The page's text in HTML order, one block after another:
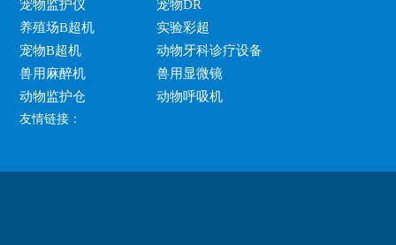
宠物监护仪
宠物DR
养殖场B超机
实验彩超
宠物B超机
动物牙科诊疗设备
兽用麻醉机
兽用显微镜
动物监护仓
动物呼吸机
友情链接：